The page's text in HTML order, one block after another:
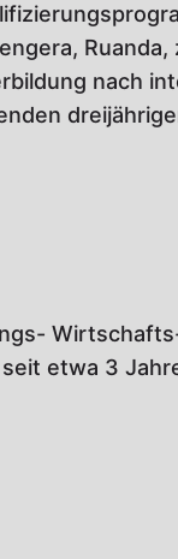
nach
etwa 3